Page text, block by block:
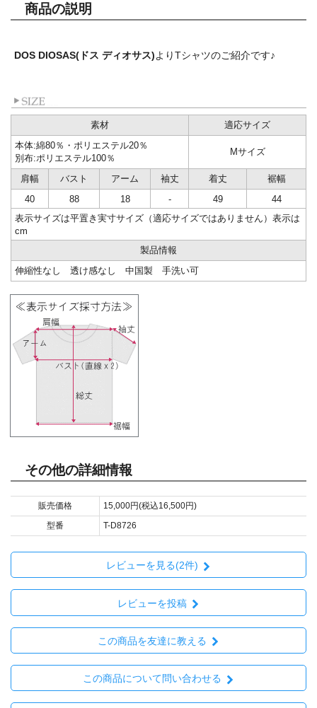
商品の説明
DOS DIOSAS(ドス ディオサス)よりTシャツのご紹介です♪
素材
適応サイズ
本体:綿80％・ポリエステル20％
別布:ポリエステル100％
Mサイズ
肩幅 バスト アーム 袖丈 着丈
裾幅
40
88 18 - 49
44
表示サイズは平置き実寸サイズ（適応サイズではありません）表示は
cm
製品情報
伸縮性なし 透け感なし 中国製 手洗い可
その他の詳細情報
販売価格
15,000円(税込16,500円)
型番
T-D8726
レビューを見る(2件)
レビューを投稿
この商品を友達に教える
この商品について問い合わせる